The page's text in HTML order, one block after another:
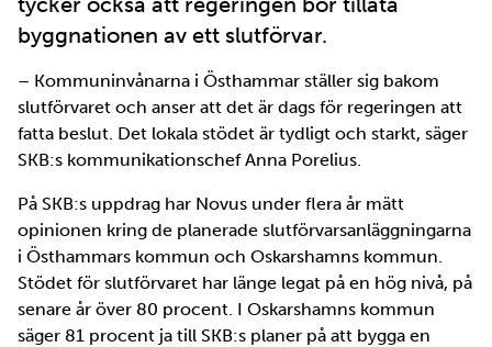
byggnationen av ett slutförvar.
– Kommuninvånarna i Östhammar ställer sig bakom
slutförvaret och anser att det är dags för regeringen att
fatta beslut. Det lokala stödet är tydligt och starkt, säger
SKB:s kommunikationschef Anna Porelius.
På SKB:s uppdrag har Novus under flera år mätt
opinionen kring de planerade slutförvarsanläggningarna
i Östhammars kommun och Oskarshamns kommun.
Stödet för slutförvaret har länge legat på en hög nivå, på
senare år över 80 procent. I Oskarshamns kommun
säger 81 procent ja till SKB:s planer på att bygga en